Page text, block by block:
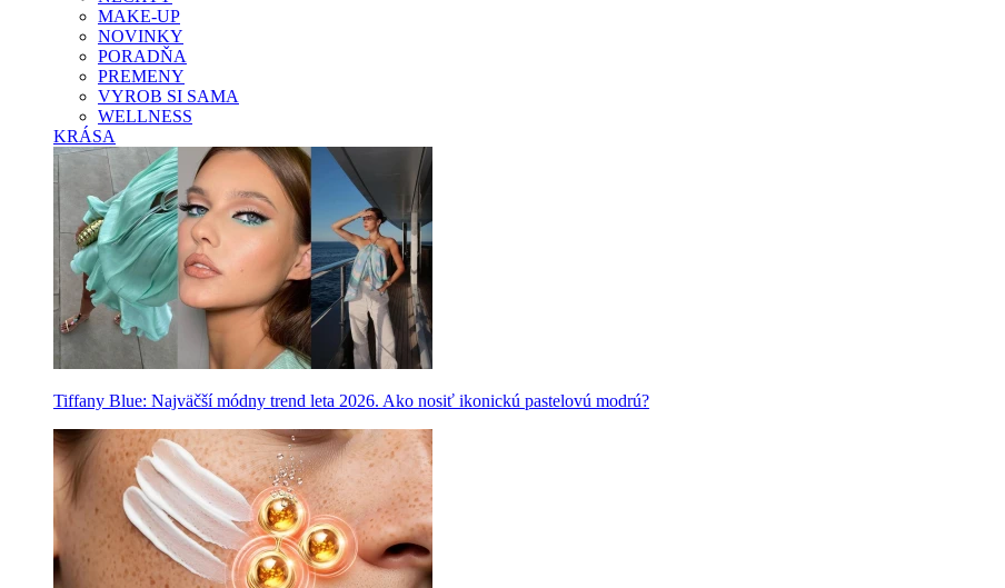
MAKE-UP
NOVINKY
PORADŇA
PREMENY
VYROB SI SAMA
WELLNESS
KRÁSA
Tiffany Blue: Najväčší módny trend leta 2026. Ako nosiť ikonickú pastelovú modrú?